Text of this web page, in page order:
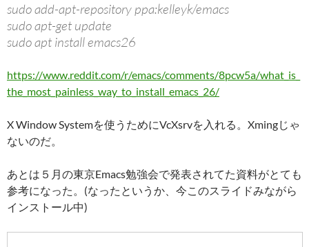
sudo add-apt-repository ppa:kelleyk/emacs
sudo apt-get update
sudo apt install emacs26
https://www.reddit.com/r/emacs/comments/8pcw5a/what_is_
the_most_painless_way_to_install_emacs_26/
X Window Systemを使うためにVcXsrvを入れる。Xmingじゃ
ないのだ。
あとは５月の東京Emacs勉強会で発表されてた資料がとても
参考になった。(なったというか、今このスライドみながら
インストール中)